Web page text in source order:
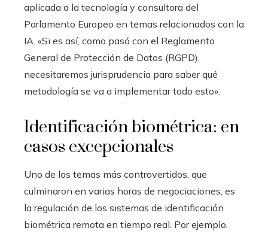
aplicada a la tecnología y consultora del
Parlamento Europeo en temas relacionados con la
IA. «Si es así, como pasó con el Reglamento
General de Protección de Datos (RGPD),
necesitaremos jurisprudencia para saber qué
metodología se va a implementar todo esto».
Identificación biométrica: en
casos excepcionales
Uno de los temas más controvertidos, que
culminaron en varias horas de negociaciones, es
la regulación de los sistemas de identificación
biométrica remota en tiempo real. Por ejemplo,